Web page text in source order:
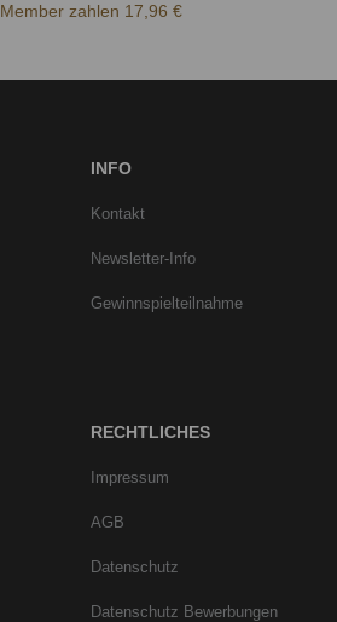
Member zahlen 17,96 €
INFO
Kontakt
Newsletter-Info
Gewinnspielteilnahme
RECHTLICHES
Impressum
AGB
Datenschutz
Datenschutz Bewerbungen